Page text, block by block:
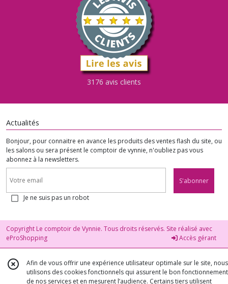
3176 avis clients
Actualités
Bonjour, pour connaitre en avance les produits des ventes flash du site, ou
les salons ou sera présent le comptoir de vynnie, n'oubliez pas vous
abonnez à la newsletters.
S'abonner
Je ne suis pas un robot
Copyright Le comptoir de Vynnie. Tous droits réservés. Site réalisé avec
eProShopping
Accès gérant
Afin de vous offrir une expérience utilisateur optimale sur le site, nous
utilisons des cookies fonctionnels qui assurent le bon fonctionnement
de nos services et en mesurent l’audience. Certains tiers utilisent